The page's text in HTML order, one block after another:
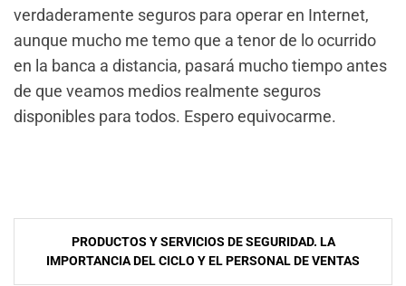
verdaderamente seguros para operar en Internet,
aunque mucho me temo que a tenor de lo ocurrido
en la banca a distancia, pasará mucho tiempo antes
de que veamos medios realmente seguros
disponibles para todos. Espero equivocarme.
NavegaciÃ³n
PRODUCTOS Y SERVICIOS DE SEGURIDAD. LA
IMPORTANCIA DEL CICLO Y EL PERSONAL DE VENTAS